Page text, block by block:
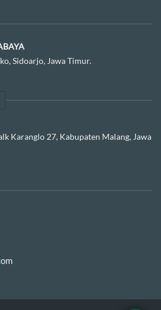
Sidoarjo, Jawa Timur.
Karanglo 27, Kabupaten Malang, Jawa